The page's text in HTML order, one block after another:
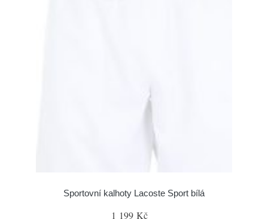
Sportovní kalhoty Lacoste Sport bílá
1 199 Kč